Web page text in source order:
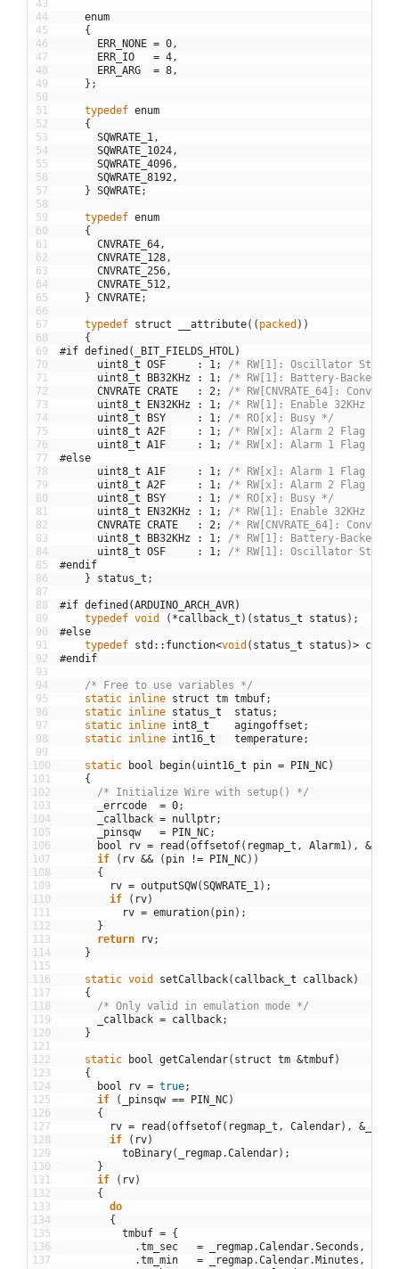
43
44
45
46
47
48
49
50
51
52
53
54
55
56
57
58
59
60
61
62
63
64
65
66
67
68
69
70
71
72
73
74
75
76
77
78
79
80
81
82
83
84
85
86
87
88
89
90
91
92
93
94
95
96
97
98
99
100
101
102
103
104
105
106
107
108
109
110
111
112
113
114
115
116
117
118
119
120
121
122
123
124
125
126
127
128
129
130
131
132
133
134
135
136
137
enum
{
ERR_NONE = 0 ,
ERR_IO
= 4 ,
ERR_ARG
= 8 ,
} ;
typedef enum
{
SQWRATE_1 ,
SQWRATE_1024 ,
SQWRATE_4096 ,
SQWRATE_8192 ,
} SQWRATE;
typedef enum
{
CNVRATE_64 ,
CNVRATE_128 ,
CNVRATE_256 ,
CNVRATE_512 ,
} CNVRATE;
typedef struct __attribute( ( packed ) )
{
#if defined(_BIT_FIELDS_HTOL)
uint8 t OSF : 1 ;
/* RW[1]: Oscillator Stop
uint8 t BB32KHz : 1 ;
/* RW[1]: Battery-Backed
CNVRATE CRATE : 2 ;
/* RW[CNVRATE_64]:
uint8 t EN32KHz : 1 ;
/* RW[1]: Enable 32KHz
uint8 t BSY : 1 ;
/* RO[x]: Busy */
uint8 t A2F : 1 ;
/* RW[x]: Alarm 2 Flag */
uint8 t A1F : 1 ;
/* RW[x]: Alarm 1 Flag */
#else
uint8 t A1F : 1 ;
/* RW[x]: Alarm 1 Flag */
uint8 t A2F : 1 ;
/* RW[x]: Alarm 2 Flag */
uint8 t BSY : 1 ;
/* RO[x]: Busy */
uint8 t EN32KHz : 1 ;
/* RW[1]: Enable 32KHz
CNVRATE CRATE : 2 ;
/* RW[CNVRATE_64]:
uint8 t BB32KHz : 1 ;
/* RW[1]: Battery-Backed
uint8 t OSF : 1 ;
/* RW[1]: Oscillator Stop
#endif
}
status_t ;
#if defined(ARDUINO_ARCH_AVR)
typedef void ( *callback_t ) ( status t status ) ;
#else
typedef std :: function<void ( status t status )>
#endif
/* Free to use variables */
static inline struct tm tmbuf;
static inline status t status ;
static inline int8 t agingoffset ;
static inline int16 t temperature;
static bool begin( uint16 t pin = PIN_NC)
{
/* Initialize Wire with setup() */
_errcode
= 0;
_callback = nullptr;
_pinsqw
= PIN_NC;
bool
rv = read (offsetof( regmap_t , Alarm1 ) , &
if
( rv && ( pin != PIN_NC) )
{
rv = outputSQW(SQWRATE_1 ) ;
if
( rv)
rv = emuration( pin) ;
}
return
rv;
}
static void setCallback( callback t callback)
{
/* Only valid in emulation mode */
_callback = callback;
}
static bool getCalendar( struct tm &tmbuf)
{
bool
rv = true;
if
( _pinsqw == PIN_NC)
{
rv = read (offsetof( regmap_t , Calendar) , &
if
( rv)
toBinary( _regmap.Calendar) ;
}
if
( rv)
{
do
{
tmbuf = {
.tm_sec = _regmap.Calendar.Seconds ,
.tm_min = _regmap.Calendar.Minutes ,